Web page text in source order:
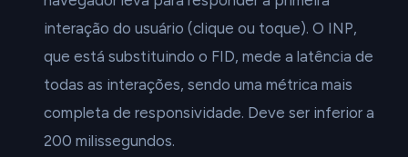
interação do usuário (clique ou toque). O INP,
que está substituindo o FID, mede a latência de
todas as interações, sendo uma métrica mais
completa de responsividade. Deve ser inferior a
200 milissegundos.